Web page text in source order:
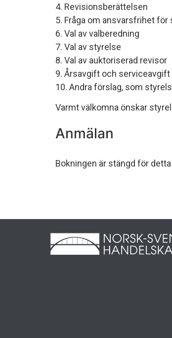
4. Revisionsberättelsen
5. Fråga om ansvarsfrihet för
6. Val av valberedning
7. Val av styrelse
8. Val av auktoriserad revisor
9. Årsavgift och serviceavgift
10. Andra förslag, som
Varmt välkomna önskar
Anmälan
Bokningen är stängd för